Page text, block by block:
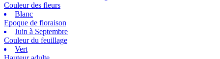
Couleur des fleurs
Blanc
Epoque de floraison
Juin à Septembre
Couleur du feuillage
Vert